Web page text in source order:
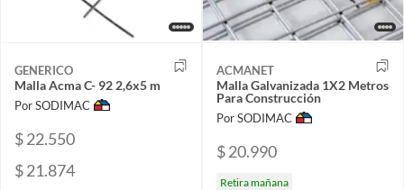
GENERICO
Malla Acma C- 92 2,6x5 m
Por SODIMAC
$ 22.550
$ 21.874
ACMANET
Malla Galvanizada 1X2 Metros
Para Construcción
Por SODIMAC
$ 20.990
Retira mañana